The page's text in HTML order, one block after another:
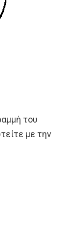
του
με την